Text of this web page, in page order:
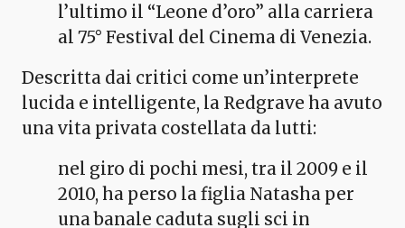
l’ultimo il “Leone d’oro” alla carriera
al 75° Festival del Cinema di Venezia.
Descritta dai critici come un’interprete
lucida e intelligente, la Redgrave ha avuto
una vita privata costellata da lutti:
nel giro di pochi mesi, tra il 2009 e il
2010, ha perso la figlia Natasha per
una banale caduta sugli sci in